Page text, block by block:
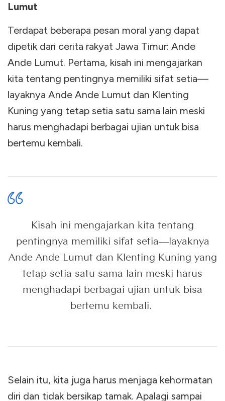
Lumut
Terdapat beberapa pesan moral yang dapat
dipetik dari cerita rakyat Jawa Timur: Ande
Ande Lumut. Pertama, kisah ini mengajarkan
kita tentang pentingnya memiliki sifat setia—
layaknya Ande Ande Lumut dan Klenting
Kuning yang tetap setia satu sama lain meski
harus menghadapi berbagai ujian untuk bisa
bertemu kembali.
Kisah ini mengajarkan kita tentang
pentingnya memiliki sifat setia—layaknya
Ande Ande Lumut dan Klenting Kuning yang
tetap setia satu sama lain meski harus
menghadapi berbagai ujian untuk bisa
bertemu kembali.
Selain itu, kita juga harus menjaga kehormatan
diri dan tidak bersikap tamak. Apalagi sampai